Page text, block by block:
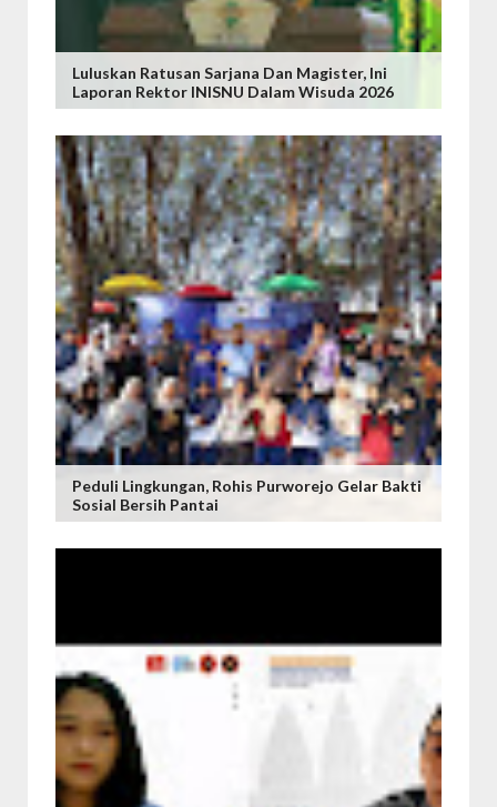
Luluskan Ratusan Sarjana Dan Magister, Ini
Laporan Rektor INISNU Dalam Wisuda 2026
Peduli Lingkungan, Rohis Purworejo Gelar Bakti
Sosial Bersih Pantai